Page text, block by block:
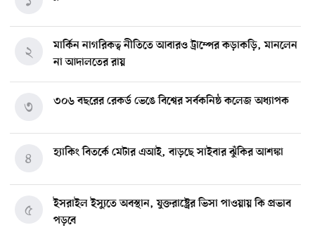
মার্কিন নাগরিকত্ব নীতিতে আবারও ট্রাম্পের কড়াকড়ি, মানলেন
না আদালতের রায়
২
৩০৬ বছরের রেকর্ড ভেঙে বিশ্বের সর্বকনিষ্ঠ কলেজ অধ্যাপক
৩
হ্যাকিং বিতর্কে মেটার এআই, বাড়ছে সাইবার ঝুঁকির আশঙ্কা
৪
ইসরাইল ইস্যুতে অবস্থান, যুক্তরাষ্ট্রের ভিসা পাওয়ায় কি প্রভাব
পড়বে
৫